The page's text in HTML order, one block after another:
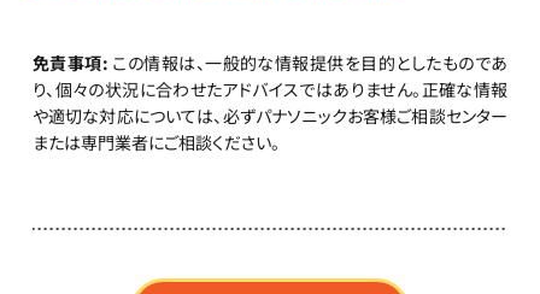
免責事項: この情報は、一般的な情報提供を目的としたものであ
り、個々の状況に合わせたアドバイスではありません。正確な情報
や適切な対応については、必ずパナソニックお客様ご相談センター
または専門業者にご相談ください。